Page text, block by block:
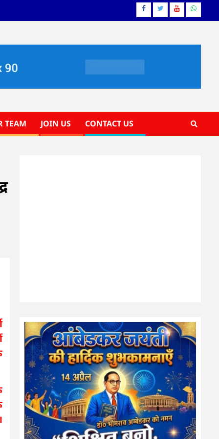
Facebook
TwitterYouTube
TEAM JOIN US CONTACT US